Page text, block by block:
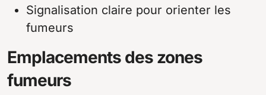
Signalisation claire pour orienter les
fumeurs
Emplacements des zones
fumeurs